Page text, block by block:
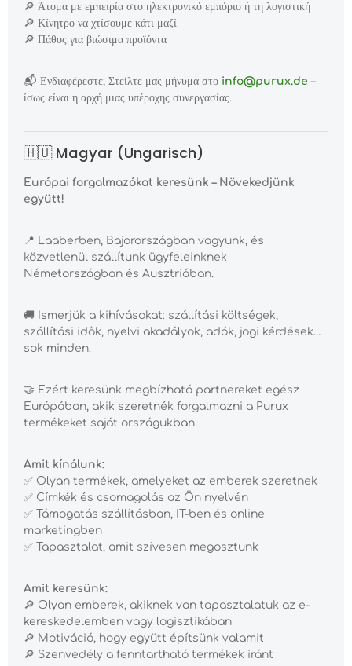
🔎 Άτομα με εμπειρία στο ηλεκτρονικό εμπόριο ή τη λογιστική
🔎 Κίνητρο να χτίσουμε κάτι μαζί
🔎 Πάθος για βιώσιμα προϊόντα
📬 Ενδιαφέρεστε; Στείλτε μας μήνυμα στο info@purux.de –
ίσως είναι η αρχή μιας υπέροχης συνεργασίας.
🇭🇺 Magyar (Ungarisch)
Európai forgalmazókat keresünk – Növekedjünk
együtt!
📍 Laaberben, Bajorországban vagyunk, és
közvetlenül szállítunk ügyfeleinknek
Németországban és Ausztriában.
🚚
Ismerjük a kihívásokat: szállítási költségek,
szállítási idők, nyelvi akadályok, adók, jogi kérdések…
sok minden.
🤝 Ezért keresünk megbízható partnereket egész
Európában, akik szeretnék forgalmazni a Purux
termékeket saját országukban.
Amit kínálunk:
✅ Olyan termékek, amelyeket az emberek szeretnek
✅ Címkék és csomagolás az Ön nyelvén
✅
Támogatás szállításban, IT-ben és online
marketingben
✅
Tapasztalat, amit szívesen megosztunk
Amit keresünk:
🔎 Olyan emberek, akiknek van tapasztalatuk az e-
kereskedelemben vagy logisztikában
🔎 Motiváció, hogy együtt építsünk valamit
🔎 Szenvedély a fenntartható termékek iránt